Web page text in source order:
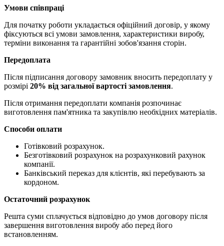
Умови співпраці
Для початку роботи укладається офіційний договір, у якому
фіксуються всі умови замовлення, характеристики виробу,
терміни виконання та гарантійні зобов'язання сторін.
Передоплата
Після підписання договору замовник вносить передоплату у
розмірі 20% від загальної вартості замовлення.
Після отримання передоплати компанія розпочинає
виготовлення пам'ятника та закупівлю необхідних матеріалів.
Способи оплати
Готівковий розрахунок.
Безготівковий розрахунок на розрахунковий рахунок
компанії.
Банківський переказ для клієнтів, які перебувають за
кордоном.
Остаточний розрахунок
Решта суми сплачується відповідно до умов договору після
завершення виготовлення виробу або перед його
встановленням.